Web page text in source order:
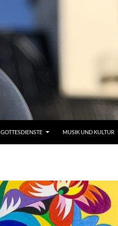
GOTTESDIENSTE MUSIK UND KULTUR